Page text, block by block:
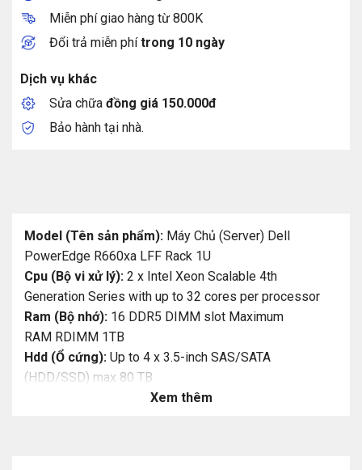
Miễn phí giao hàng từ 800K
Đổi trả miễn phítrong 10 ngày
Dịch vụ khác
Sửa chữa đồng giá 150.000đ
Bảo hành tại nhà.
Model (Tên sản phẩm): Máy Chủ (Server) Dell
PowerEdge R660xa LFF Rack 1U
Cpu (Bộ vi xử lý): 2 x Intel Xeon Scalable 4th
Generation Series with up to 32 cores per processor
Ram (Bộ nhớ): 16 DDR5 DIMM slot Maximum
RAM RDIMM 1TB
Hdd (Ổ cứng): Up to 4 x 3.5-inch SAS/SATA
(HDD/SSD) max 80 TB
Power Supply (Nguồn):1100 W Titanium 100—240
Xem thêm